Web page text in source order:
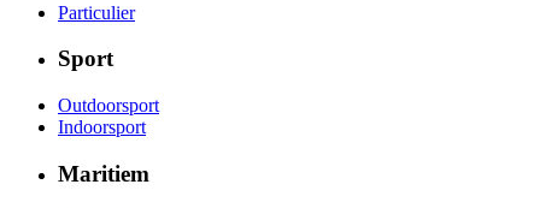
Particulier
Sport
Outdoorsport
Indoorsport
Maritiem